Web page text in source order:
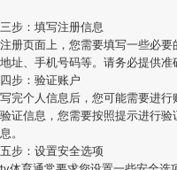
步：填写注册信息
册页面上，您需要填写一些必
址、手机号码等。请务必提供准
步：验证账户
完个人信息后，您可能需要进行
证信息，您需要按照提示进行
。
步：设置安全选项